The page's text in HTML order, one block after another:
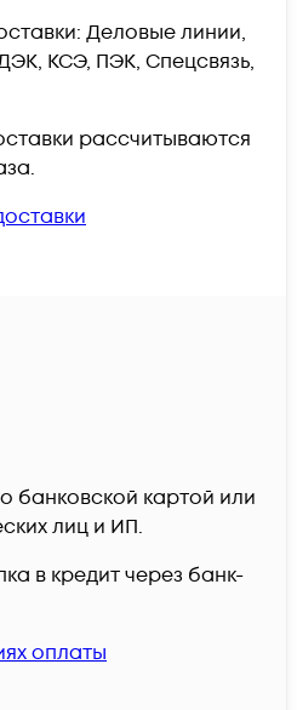
Деловые линии,
КСЭ, ПЭК, Спецсвязь,
рассчитываются
банковской картой или
лиц и ИП.
в кредит через банк-
оплаты